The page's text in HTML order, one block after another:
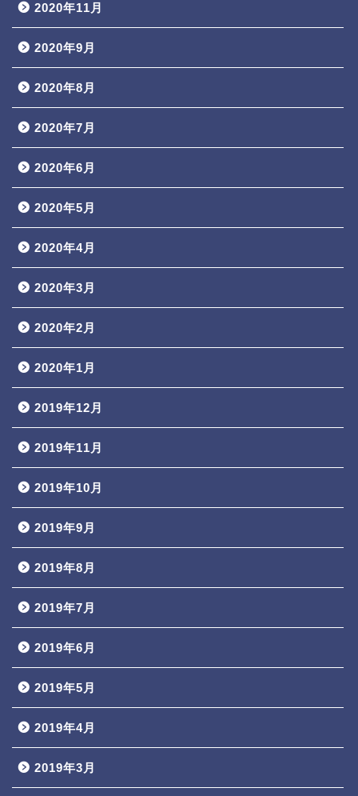
2020年11月
2020年9月
2020年8月
2020年7月
2020年6月
2020年5月
2020年4月
2020年3月
2020年2月
2020年1月
2019年12月
2019年11月
2019年10月
2019年9月
2019年8月
2019年7月
2019年6月
2019年5月
2019年4月
2019年3月